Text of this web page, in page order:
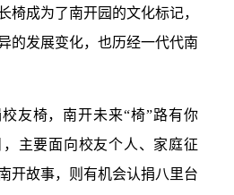
椅成为了南开园的文化标记，
的发展变化，也历经一代代南
友椅， 南开未来“椅”路有你
主要面向校友个人、家庭征
开故事，则有机会认捐八里台